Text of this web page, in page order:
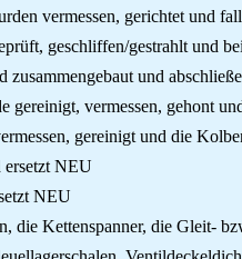
vermessen, gerichtet und
geschliffen/gestrahlt und
und
gereinigt, vermessen, gehont
gereinigt und die
NEU
NEU
die Kettenspanner, die Gleit-